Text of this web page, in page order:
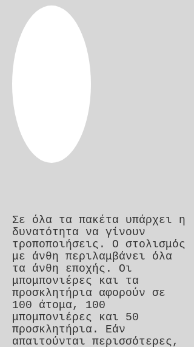
Σε όλα τα πακέτα υπάρχει η
δυνατότητα να γίνουν
τροποποιήσεις. Ο στολισμός
με άνθη περιλαμβάνει όλα
τα άνθη εποχής. Οι
μπομπονιέρες και τα
προσκλητήρια αφορούν σε
100 άτομα, 100
μπομπονιέρες και 50
προσκλητήρια. Εάν
απαιτούνται περισσότερες,